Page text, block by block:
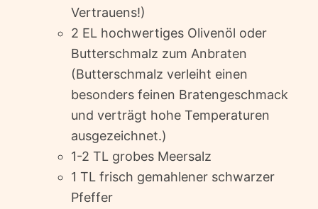
Vertrauens!)
2 EL hochwertiges Olivenöl oder
Butterschmalz zum Anbraten
(Butterschmalz verleiht einen
besonders feinen Bratengeschmack
und verträgt hohe Temperaturen
ausgezeichnet.)
1-2 TL grobes Meersalz
1 TL frisch gemahlener schwarzer
Pfeffer